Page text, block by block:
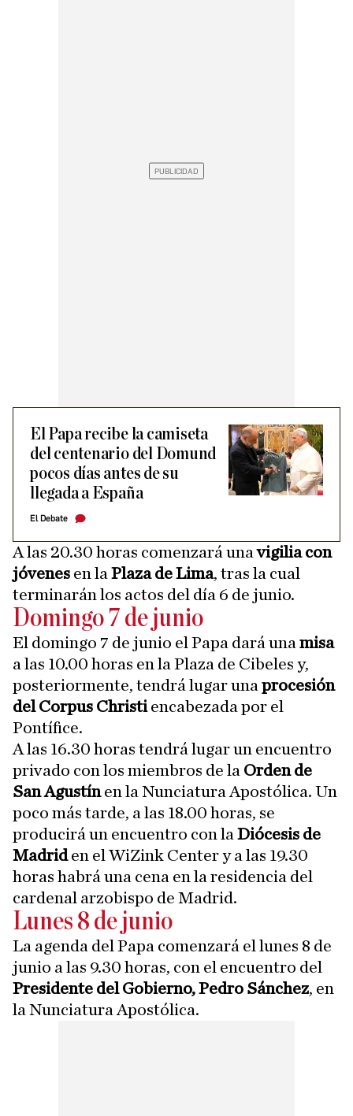
El Papa recibe la camiseta
del centenario del Domund
pocos días antes de su
llegada a España
El Debate
A las 20.30 horas comenzará unavigilia con
jóvenes en la Plaza de Lima, tras la cual
terminarán los actos del día 6 de junio.
Domingo 7 de junio
El domingo 7 de junio el Papa dará una misa
a las 10.00 horas en la Plaza de Cibeles y,
posteriormente, tendrá lugar una procesión
del Corpus Christiencabezada por el
Pontífice.
A las 16.30 horas tendrá lugar un encuentro
privado con los miembros de la Orden de
San Agustínen la Nunciatura Apostólica. Un
poco más tarde, a las 18.00 horas, se
producirá un encuentro con la Diócesis de
Madriden el WiZink Center y a las 19.30
horas habrá una cena en la residencia del
cardenal arzobispo de Madrid.
Lunes 8 de junio
La agenda del Papa comenzará el lunes 8 de
junio a las 9.30 horas, con el encuentro del
Presidente del Gobierno, Pedro Sánchez, en
la Nunciatura Apostólica.